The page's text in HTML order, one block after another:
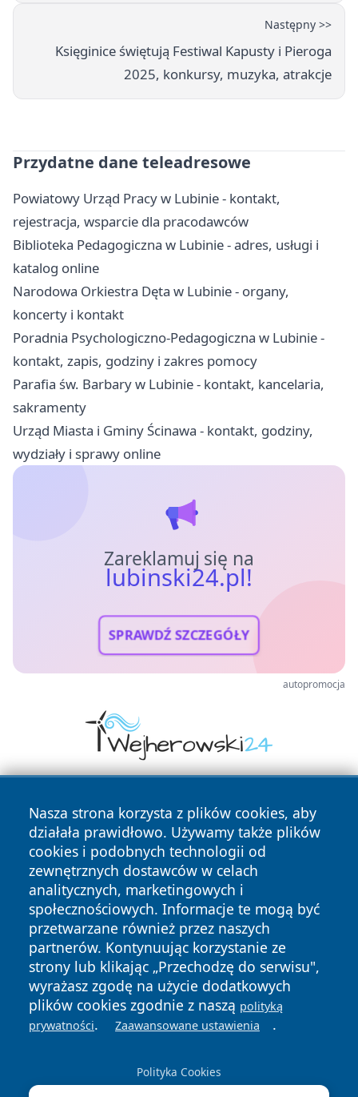
Następny >>
Księginice świętują Festiwal Kapusty i Pieroga
2025, konkursy, muzyka, atrakcje
Przydatne dane teleadresowe
Powiatowy Urząd Pracy w Lubinie - kontakt,
rejestracja, wsparcie dla pracodawców
Biblioteka Pedagogiczna w Lubinie - adres, usługi i
katalog online
Narodowa Orkiestra Dęta w Lubinie - organy,
koncerty i kontakt
Poradnia Psychologiczno-Pedagogiczna w Lubinie -
kontakt, zapis, godziny i zakres pomocy
Parafia św. Barbary w Lubinie - kontakt, kancelaria,
sakramenty
Urząd Miasta i Gminy Ścinawa - kontakt, godziny,
wydziały i sprawy online
Zareklamuj się na
lubinski24.pl!
SPRAWDŹ SZCZEGÓŁY
autopromocja
Nasza strona korzysta z plików cookies, aby
działała prawidłowo. Używamy także plików
cookies i podobnych technologii od
zewnętrznych dostawców w celach
analitycznych, marketingowych i
społecznościowych. Informacje te mogą być
przetwarzane również przez naszych
partnerów. Kontynuując korzystanie ze
strony lub klikając „Przechodzę do serwisu",
wyrażasz zgodę na użycie dodatkowych
plików cookies zgodnie z naszą polityką
prywatności. Zaawansowane ustawienia .
Polityka Cookies
Copyright © 2026 lubinski24.pl Wszystkie prawa zastrzeżone.
News Autorzy
Polityka
Prywatności
Polityka
Cookies